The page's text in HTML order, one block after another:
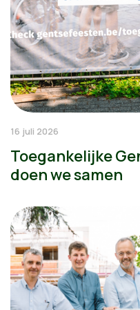
16 juli 2026
Toegankelijke
doen we samen